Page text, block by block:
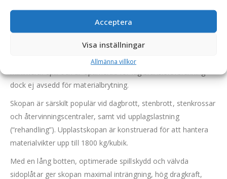
Acceptera
Visa inställningar
Allmänna villkor
bredd 3400 mm, med sparskär
Denna slitstarka lastskopa är utformad för att hantera stora
mängder förädlat material, såsom jord, stenkross och
liknande, med hög effektivitet och precision. Konstruktionen
minimerar spill och är optimerad för låg bränsleförbrukning –
dock ej avsedd för materialbrytning.
Skopan är särskilt populär vid dagbrott, stenbrott, stenkrossar
och återvinningscentraler, samt vid upplagslastning
(“rehandling”). Upplastskopan är konstruerad för att hantera
materialvikter upp till 1800 kg/kubik.
Med en lång botten, optimerade spillskydd och välvda
sidoplåtar ger skopan maximal inträngning, hög dragkraft,